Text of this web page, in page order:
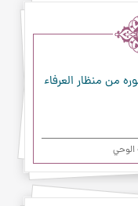
من منظار العرفاء
الوحي